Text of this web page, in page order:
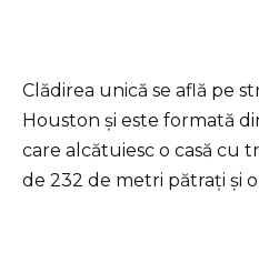
Clădirea unică se află pe
Houston și este formată
care alcătuiesc o casă cu
de 232 de metri pătrați și